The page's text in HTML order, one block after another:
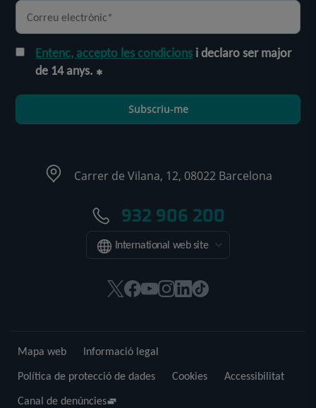
Entenc, accepto les condicions i declaro ser major
de 14 anys.
Subscriu-me
Carrer de Vilana, 12, 08022 Barcelona
932 906 200
International web site
Aquest
una
finestra
Aquest
una
finestra
Aquest
una
finestra
Aquest
finestra
Aquest
finestra
Enllaç
Mapa web
Informació legal
Política de protecció de dades
Cookies
Accessibilitat
Canal de denúncies